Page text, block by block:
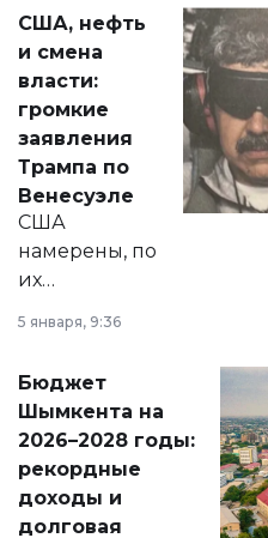
актуальных тем —
от слухов о
политических
реформах до
вопросов армии,
экономики и
личного здоровья.
США, нефть
и смена
власти:
громкие
заявления
Трампа по
Венесуэле
США
намерены, по
их
принести
народу
Венесуэлы.
5 января, 9:36
Бюджет
Шымкента на
2026–2028 годы:
рекордные
доходы и
долговая